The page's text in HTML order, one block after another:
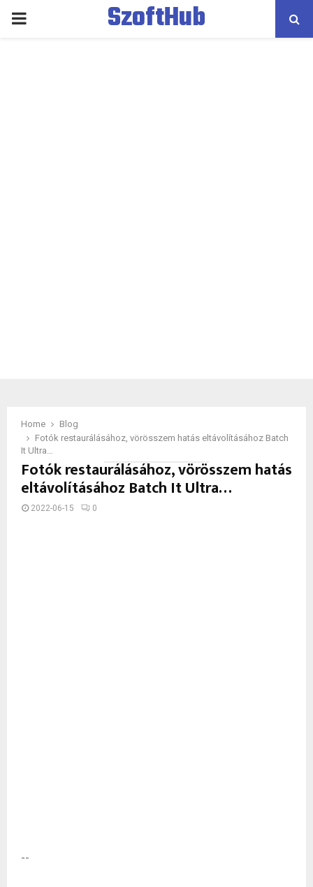
PRIMARY
SzoftHub
Home
Blog
Fotók restaurálásához, vörösszem hatás eltávolításához Batch
It Ultra…
Fotók restaurálásához, vörösszem hatás
eltávolításához Batch It Ultra…
2022-06-15 0
--